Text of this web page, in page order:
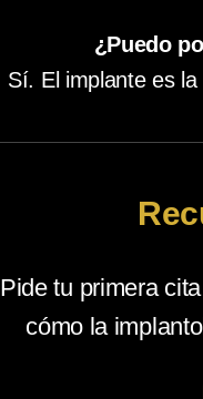
¿Puedo
Sí. El implante es
Pide tu primera
cómo la